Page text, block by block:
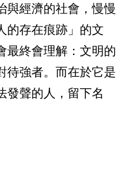
與經濟的社會，慢慢
的存在痕跡」的文
最終會理解：文明的
待強者。而在於它是
發聲的人，留下名